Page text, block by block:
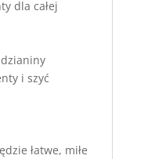
dla całej
i szyć
łatwe, miłe